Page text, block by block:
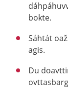
bokte.
Sáhtát
agis.
Du